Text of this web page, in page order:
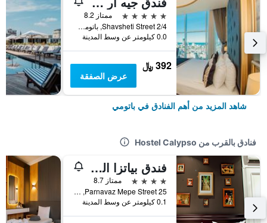
5 نجوم
ممتاز 8.2
Shavsheti Street 2/4, باتومي, جورجيا
0.0 كيلومتر عن وسط المدينة
392 ﷼
عرض الصفقة
شاهد المزيد من أهم الفنادق في باتومي
فنادق بالقرب من Hostel Calypso
فندق بياتزا البوتيكي
4 نجوم
ممتاز 8.7
Parnavaz Mepe Street 25, باتومي, جورجيا
0.1 كيلومتر عن وسط المدينة